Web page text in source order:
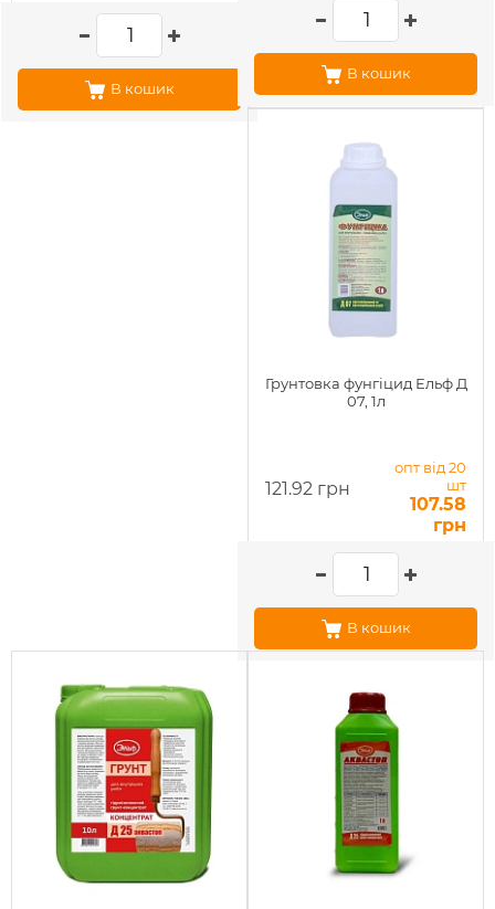
В кошик
В кошик
Грунтовка фунгіцид Ельф Д
07, 1л
121.92 грн
опт від 20
шт
107.58
грн
В кошик